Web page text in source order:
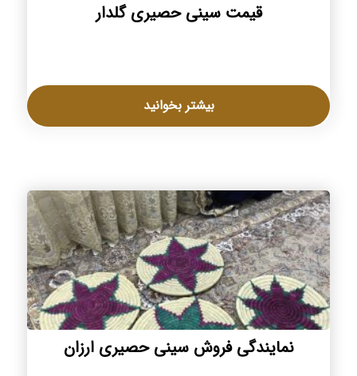
قیمت سینی حصیری گلدار
بیشتر بخوانید
نمایندگی فروش سینی حصیری ارزان